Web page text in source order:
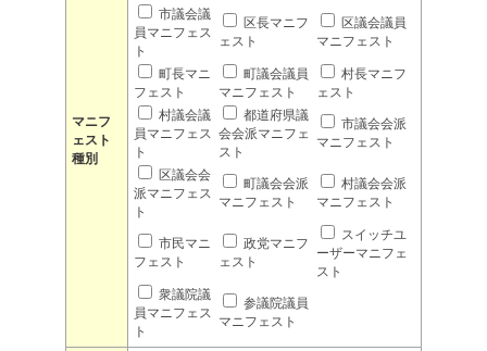
マニフ
ェスト
種別
市議会議
員マニフェス
ト
区長マニフ
ェスト
区議会議員
マニフェスト
町長マニ
フェスト
町議会議員
マニフェスト
村長マニフ
ェスト
村議会議
員マニフェス
ト
都道府県議
会会派マニフェ
スト
市議会会派
マニフェスト
区議会会
派マニフェス
ト
町議会会派
マニフェスト
村議会会派
マニフェスト
市民マニ
フェスト
政党マニフ
ェスト
スイッチユ
ーザーマニフェ
スト
衆議院議
員マニフェス
ト
参議院議員
マニフェスト